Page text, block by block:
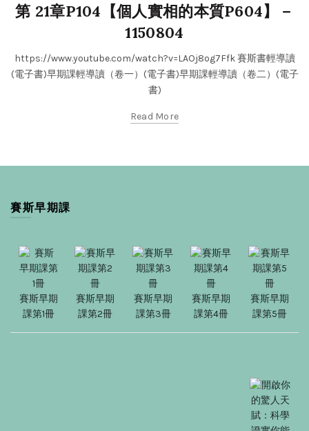
第 21章P104【個人實相的本質P604】－
1150804
https://www.youtube.com/watch?v=LAOj8og7Ffk 賽斯書輕導讀
(電子書)早期課輕導讀（卷一）(電子書)早期課輕導讀（卷二）(電子
書)
Read More
賽斯早期課
賽斯早期
課第1冊
賽斯早期
課第2冊
賽斯早期
課第3冊
賽斯早期
課第4冊
賽斯早期
課第5冊